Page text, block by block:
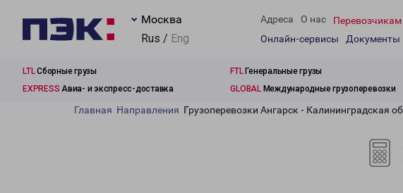
Москва
Rus / Eng
Адреса О нас Перевозчикам
Онлайн-сервисы
Документы
LTLСборные грузы FTLГенеральные грузы
EXPRESS Авиа- и экспресс-доставка GLOBALМеждународные грузоперевозки
Главная Направления Грузоперевозки Ангарск - Калининградская